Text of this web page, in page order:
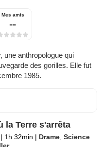
Mes amis
--
une anthropologue qui
des gorilles. Elle fut
1985.
la Terre s'arrêta
| 1h 32min | Drame ,Science